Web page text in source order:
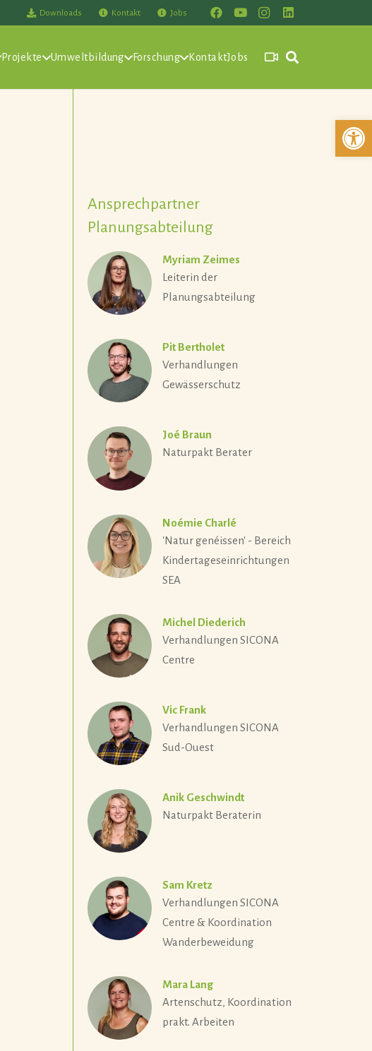
Downloads Kontakt Jobs
Projekte Umweltbildung Forschung KontaktJobs
Ansprechpartner
Planungsabteilung
Myriam Zeimes
Leiterin der
Planungsabteilung
Pit Bertholet
Verhandlungen
Gewässerschutz
Joé Braun
Naturpakt Berater
Noémie Charlé
'Natur genéissen' - Bereich
Kindertageseinrichtungen
SEA
Michel Diederich
Verhandlungen SICONA
Centre
Vic Frank
Verhandlungen SICONA
Sud-Ouest
Anik Geschwindt
Naturpakt Beraterin
Sam Kretz
Verhandlungen SICONA
Centre & Koordination
Wanderbeweidung
Mara Lang
Artenschutz, Koordination
prakt. Arbeiten